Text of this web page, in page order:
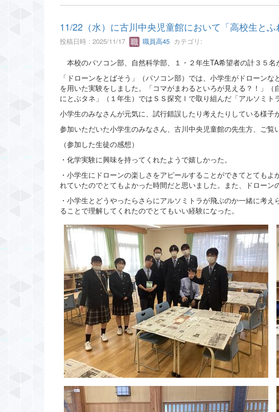
11/22（水）に古川中央児童館において「高校生とふ
投稿日時 : 2025/11/17 職員高45 カテゴリ:
本校のパソコン部、自然科学部、１・２年生TA希望者の計３５
「ドローンをとばそう」（パソコン部）では、小学生がドローン
を用いた実験をしました。「コマがまわるといろが見える？！」
にとぶタネ」（１年生）ではＳＳ探究Ⅰで取り組んだ「アルソミト
小学生のみなさんが元気に、試行錯誤したり考えたりしている様子
参加いただいた小学生のみなさん、古川中央児童館の先生方、ご
（参加した生徒の感想）
・化学実験に興味を持ってくれたようで嬉しかった。
・小学生にドローンの楽しさをアピールすることができてとても
れていたのでとてもよかった時間だと思いました。また、ドロー
・小学生とどうやったらさらにアルソミトラが飛ぶのか一緒に考
ることで理解してくれたのでとてもいい経験になった。